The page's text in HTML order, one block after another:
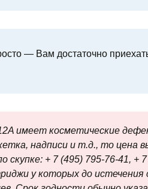
— Вам достаточно
имеет косметические
надписи и т.д., то цена
скупке: + 7 (495) 795-76-41, +
у которых до истечения